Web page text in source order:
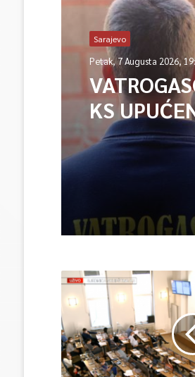
Sarajevo
Petak, 7 Augusta 2026,
KS
ISPOMOĆ